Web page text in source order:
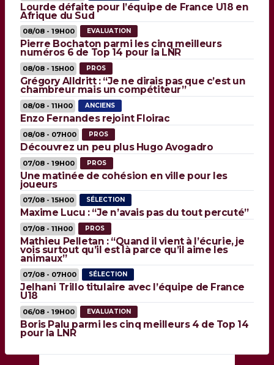
Lourde défaite pour l’équipe de France U18 en
Afrique du Sud
08/08 - 19H00 EVALUATION
Pierre Bochaton parmi les cinq meilleurs
numéros 6 de Top 14 pour la LNR
08/08 - 15H00 PROS
Grégory Alldritt : “Je ne dirais pas que c’est un
chambreur mais un compétiteur”
08/08 - 11H00 ANCIENS
Enzo Fernandes rejoint Floirac
08/08 - 07H00 PROS
Découvrez un peu plus Hugo Avogadro
07/08 - 19H00 PROS
Une matinée de cohésion en ville pour les
joueurs
07/08 - 15H00 SÉLECTION
Maxime Lucu : “Je n’avais pas du tout percuté”
07/08 - 11H00 PROS
Mathieu Pelletan : “Quand il vient à l’écurie, je
vois surtout qu’il est là parce qu’il aime les
animaux”
07/08 - 07H00 SÉLECTION
Jelhani Trillo titulaire avec l’équipe de France
U18
06/08 - 19H00 EVALUATION
Boris Palu parmi les cinq meilleurs 4 de Top 14
pour la LNR